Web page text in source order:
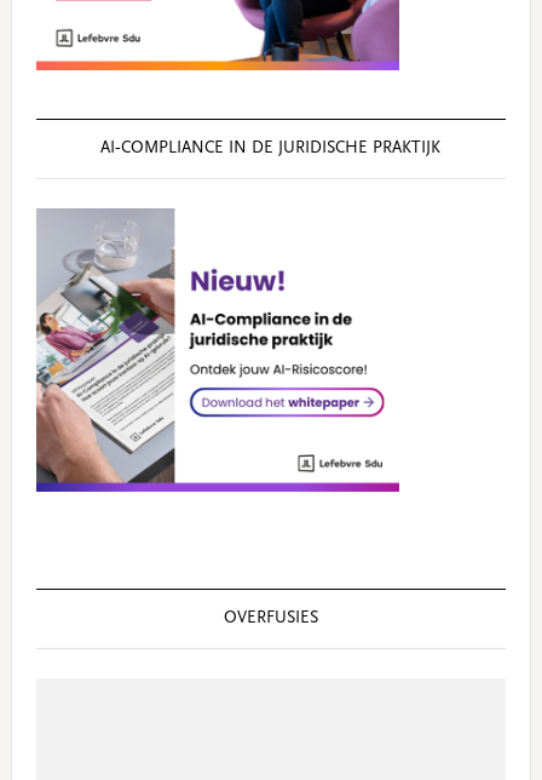
AI‑COMPLIANCE IN DE JURIDISCHE PRAKTIJK
OVERFUSIES